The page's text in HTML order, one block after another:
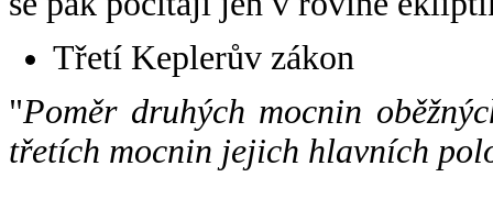
Třetí Keplerův zákon
"Poměr druhých mocnin
třetích mocnin jejich hlavních